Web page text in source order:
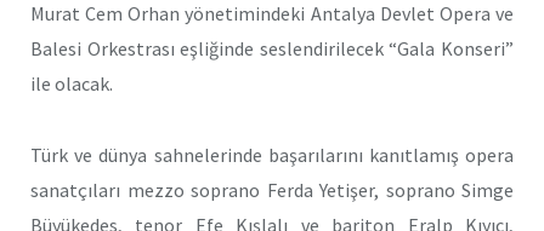
Murat Cem Orhan yönetimindeki Antalya Devlet Opera ve
Balesi Orkestrası eşliğinde seslendirilecek “Gala Konseri”
ile olacak.
Türk ve dünya sahnelerinde başarılarını kanıtlamış opera
sanatçıları mezzo soprano Ferda Yetişer, soprano Simge
Büyükedes, tenor Efe Kışlalı ve bariton Eralp Kıyıcı,